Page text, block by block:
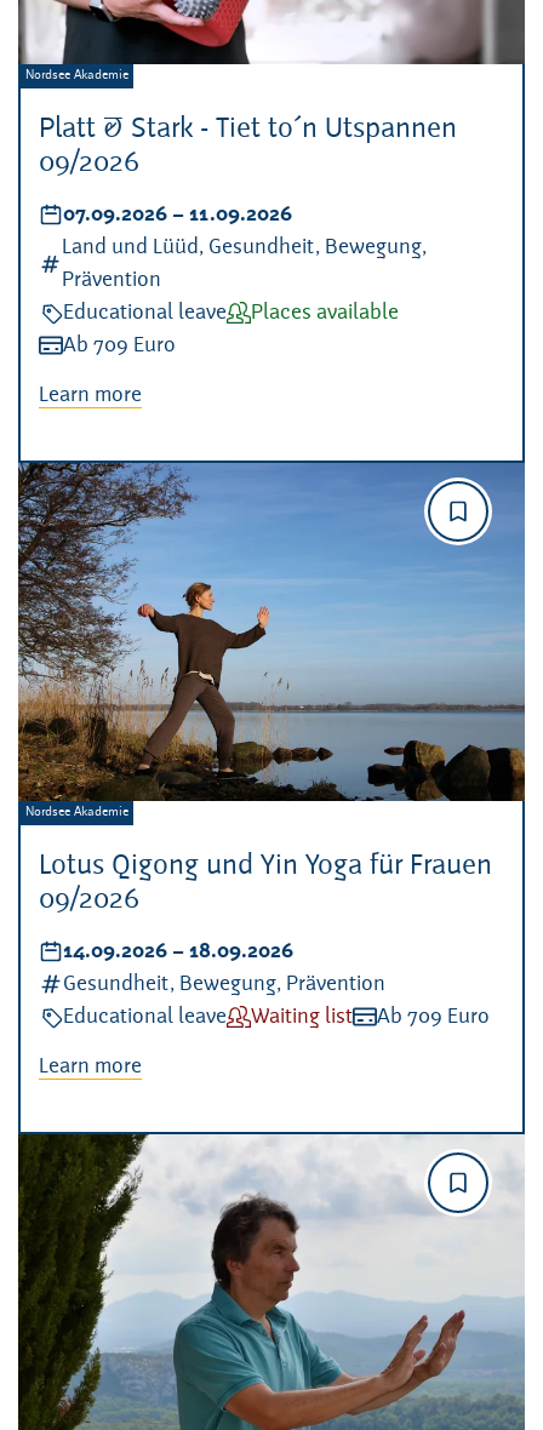
Platt & Stark - Tiet to´n Utspannen
09/2026
Veranstalter:
Nordsee Akademie
Datum:
07.09.2026 – bis
11.09.2026
Kategorien:
Land und Lüüd, Gesundheit, Bewegung,
Prävention
Veranstaltungsart:
Educational leaveVerfügbarkeit:
Places available
Kosten:
Ab 709 Euro
Learn more
Lotus Qigong und Yin Yoga für Frauen
09/2026
Veranstalter:
Nordsee Akademie
Datum:
14.09.2026 – bis
18.09.2026
Kategorien:
Gesundheit, Bewegung, Prävention
Veranstaltungsart:
Educational leaveVerfügbarkeit:
Waiting listKosten:
Ab 709 Euro
Learn more